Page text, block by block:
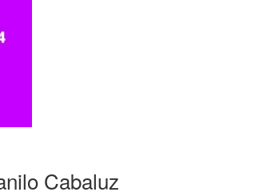
Cabaluz